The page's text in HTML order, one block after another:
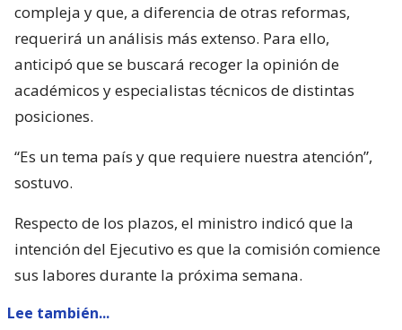
compleja y que, a diferencia de otras reformas,
requerirá un análisis más extenso. Para ello,
anticipó que se buscará recoger la opinión de
académicos y especialistas técnicos de distintas
posiciones.
“Es un tema país y que requiere nuestra atención”,
sostuvo.
Respecto de los plazos, el ministro indicó que la
intención del Ejecutivo es que la comisión comience
sus labores durante la próxima semana.
Lee también...